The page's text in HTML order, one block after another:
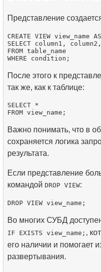
Представление
CREATE VIEW view_name AS
SELECT column1,
FROM table_name
После этого к
так же, как к таблице:
SELECT *
Важно понимать, что в
сохраняется логика
результата.
Если представление
командой DROP VIEW:
Во многих СУБД
IF EXISTS view_name; ,
его наличии и помогает
развертывания.